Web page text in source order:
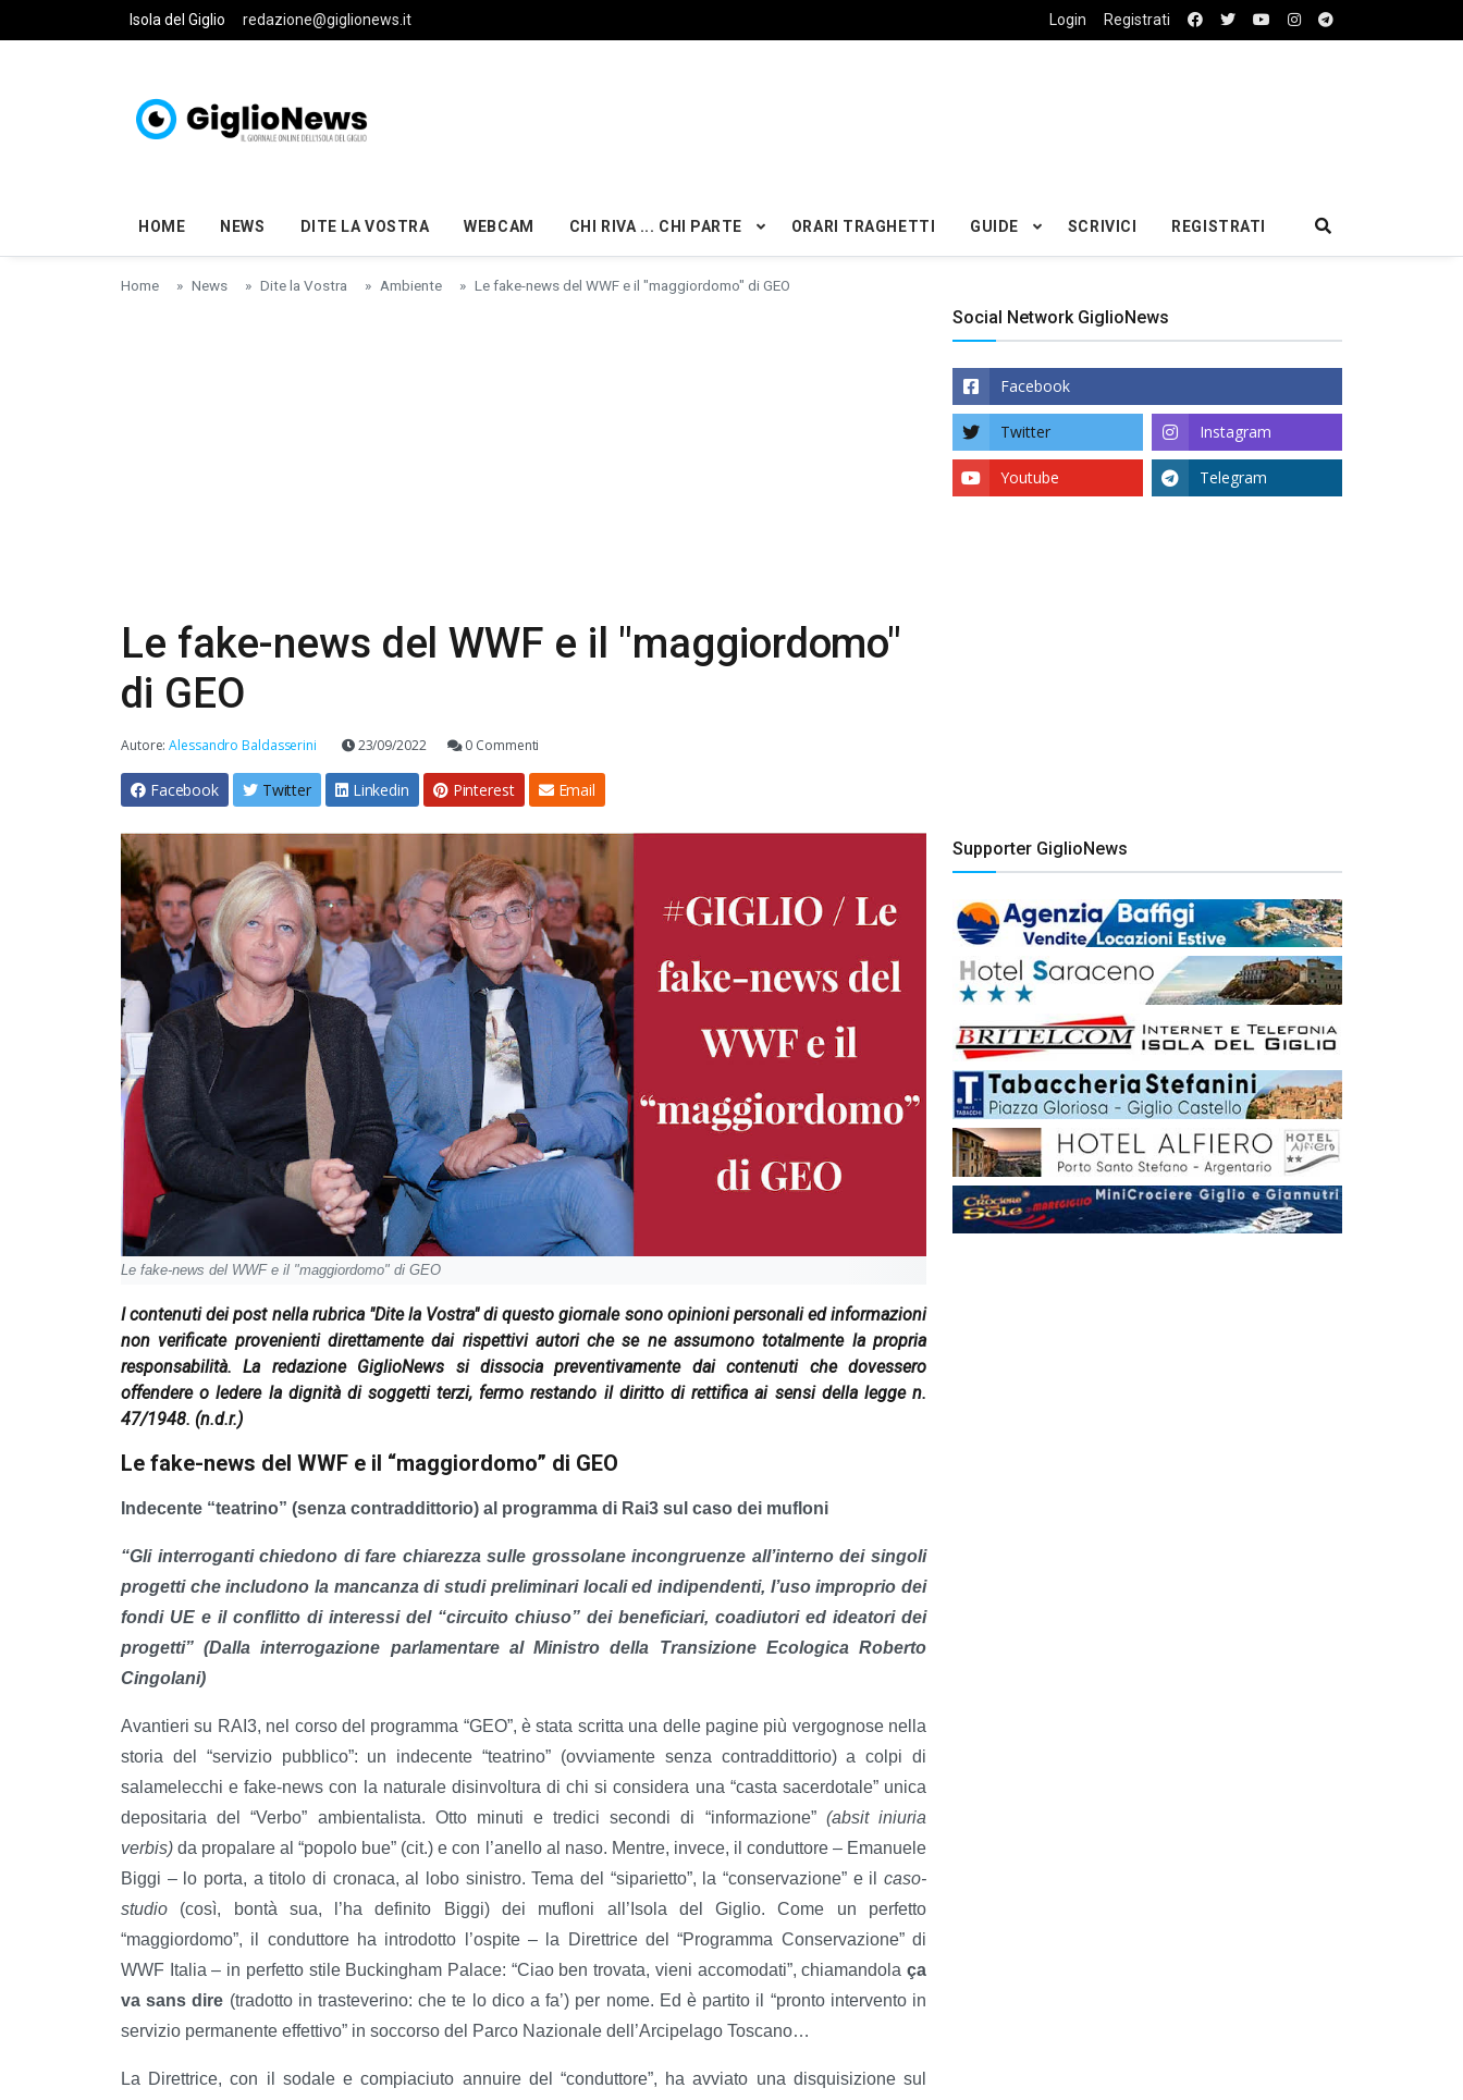
Skip to main content
Isola del Giglio redazione@giglionews.it Login Registrati
HOME NEWS DITE LA VOSTRA WEBCAM CHI RIVA ... CHI PARTE ORARI TRAGHETTI GUIDE SCRIVICI REGISTRATI
Home News Dite la Vostra Ambiente Le fake-news del WWF e il "maggiordomo" di GEO
Le fake-news del WWF e il "maggiordomo"
di GEO
Autore:Alessandro Baldasserini 23/09/2022 0 Commenti
Facebook Twitter Linkedin Pinterest Email
Le fake-news del WWF e il "maggiordomo" di GEO
I contenuti dei post nella rubrica "Dite la Vostra" di questo giornale sono opinioni personali ed informazioni
non verificate provenienti direttamente dai rispettivi autori che se ne assumono totalmente la propria
responsabilità. La redazione GiglioNews si dissocia preventivamente dai contenuti che dovessero
offendere o ledere la dignità di soggetti terzi, fermo restando il diritto di rettifica ai sensi della legge n.
47/1948. (n.d.r.)
Le fake-news del WWF e il “maggiordomo” di GEO
Indecente “teatrino” (senza contraddittorio) al programma di Rai3 sul caso dei mufloni
“Gli interroganti chiedono di fare chiarezza sulle grossolane incongruenze all’interno dei singoli
progetti che includono la mancanza di studi preliminari locali ed indipendenti, l’uso improprio dei
fondi UE e il conflitto di interessi del “circuito chiuso” dei beneficiari, coadiutori ed ideatori dei
progetti” (Dalla interrogazione parlamentare al Ministro della Transizione Ecologica Roberto
Cingolani)
Avantieri su RAI3, nel corso del programma “GEO”, è stata scritta una delle pagine più vergognose nella
storia del “servizio pubblico”: un indecente “teatrino” (ovviamente senza contraddittorio) a colpi di
salamelecchi e fake-news con la naturale disinvoltura di chi si considera una “casta sacerdotale” unica
depositaria del “Verbo” ambientalista. Otto minuti e tredici secondi di “informazione” (absit iniuria
verbis)da propalare al “popolo bue” (cit.) e con l’anello al naso. Mentre, invece, il conduttore – Emanuele
Biggi – lo porta, a titolo di cronaca, al lobo sinistro. Tema del “siparietto”, la “conservazione” e il caso-
studio (così, bontà sua, l’ha definito Biggi) dei mufloni all’Isola del Giglio. Come un perfetto
“maggiordomo”, il conduttore ha introdotto l’ospite – la Direttrice del “Programma Conservazione” di
WWF Italia – in perfetto stile Buckingham Palace: “Ciao ben trovata, vieni accomodati”, chiamandola ça
va sans dire (tradotto in trasteverino: che te lo dico a fa’) per nome. Ed è partito il “pronto intervento in
servizio permanente effettivo” in soccorso del Parco Nazionale dell’Arcipelago Toscano…
La Direttrice, con il sodale e compiaciuto annuire del “conduttore”, ha avviato una disquisizione sul
Social Network GiglioNews
Facebook
Twitter Instagram
Youtube Telegram
Supporter GiglioNews